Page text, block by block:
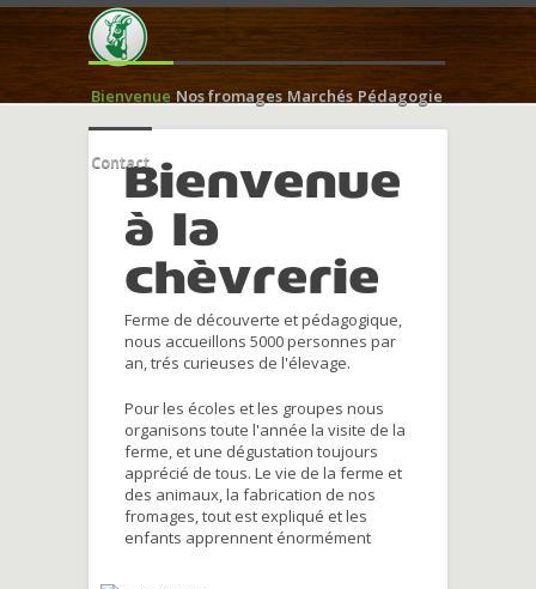
Bienvenue Nos fromages Marchés Pédagogie
ContactBienvenue
à la
chèvrerie
Ferme de découverte et pédagogique,
nous accueillons 5000 personnes par
an, trés curieuses de l'élevage.
Pour les écoles et les groupes nous
organisons toute l'année la visite de la
ferme, et une dégustation toujours
apprécié de tous. Le vie de la ferme et
des animaux, la fabrication de nos
fromages, tout est expliqué et les
enfants apprennent énormément